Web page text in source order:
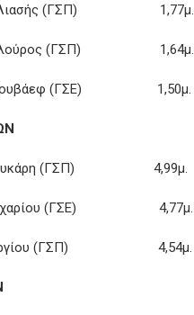
Λιασής (ΓΣΠ) 1,77μ.
Φλούρος (ΓΣΠ) 1,64μ.
(ΓΣΕ) 1,50μ.
(ΓΣΠ) 4,99μ.
Ζαχαρίου (ΓΣΕ) 4,77μ.
Γεωργίου (ΓΣΠ) 4,54μ.